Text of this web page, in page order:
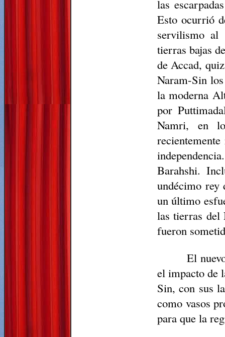
las
Esto ocurrió
servilismo al
tierras bajas
de Accad,
Naram-Sin
la moderna
por
Namri, en
Barahshi.
undécimo rey
un último
las tierras del
fueron
El
el impacto de
Sin, con sus
como vasos
para que la